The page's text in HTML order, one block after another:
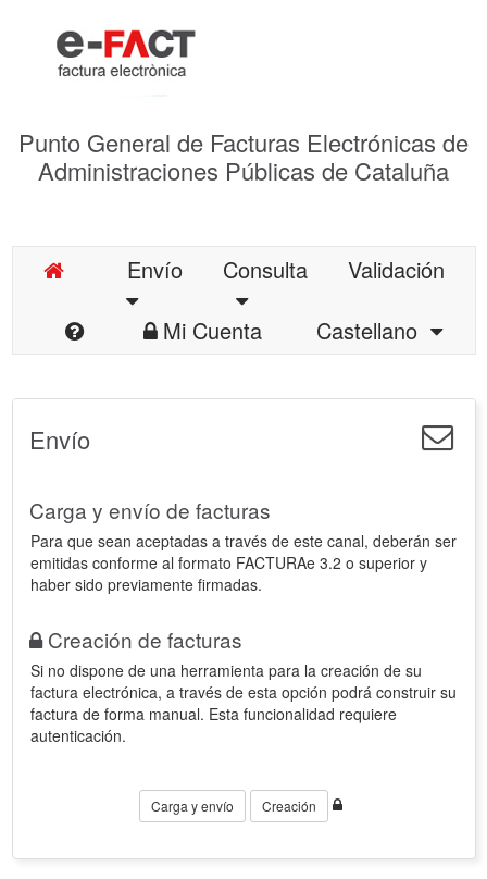
Punto General de Facturas Electrónicas de
Administraciones Públicas de Cataluña
Envío Consulta
Validación
Mi Cuenta
Castellano
Envío
Carga y envío de facturas
Para que sean aceptadas a través de este canal, deberán ser
emitidas conforme al formato FACTURAe 3.2 o superior y
haber sido previamente firmadas.
Creación de facturas
Si no dispone de una herramienta para la creación de su
factura electrónica, a través de esta opción podrá construir su
factura de forma manual. Esta funcionalidad requiere
autenticación.
Carga y envío Creación